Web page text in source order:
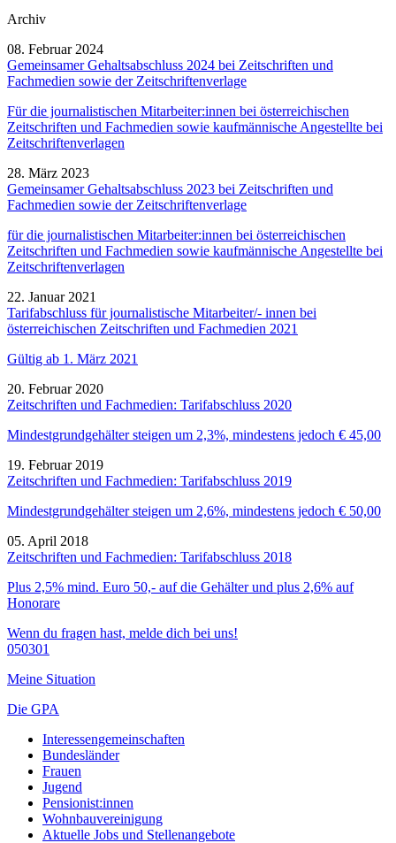
Archiv
08. Februar 2024
Gemeinsamer Gehaltsabschluss 2024 bei Zeitschriften und
Fachmedien sowie der Zeitschriftenverlage
Für die journalistischen Mitarbeiter:innen bei österreichischen
Zeitschriften und Fachmedien sowie kaufmännische Angestellte bei
Zeitschriftenverlagen
28. März 2023
Gemeinsamer Gehaltsabschluss 2023 bei Zeitschriften und
Fachmedien sowie der Zeitschriftenverlage
für die journalistischen Mitarbeiter:innen bei österreichischen
Zeitschriften und Fachmedien sowie kaufmännische Angestellte bei
Zeitschriftenverlagen
22. Januar 2021
Tarifabschluss für journalistische Mitarbeiter/- innen bei
österreichischen Zeitschriften und Fachmedien 2021
Gültig ab 1. März 2021
20. Februar 2020
Zeitschriften und Fachmedien: Tarifabschluss 2020
Mindestgrundgehälter steigen um 2,3%, mindestens jedoch € 45,00
19. Februar 2019
Zeitschriften und Fachmedien: Tarifabschluss 2019
Mindestgrundgehälter steigen um 2,6%, mindestens jedoch € 50,00
05. April 2018
Zeitschriften und Fachmedien: Tarifabschluss 2018
Plus 2,5% mind. Euro 50,- auf die Gehälter und plus 2,6% auf
Honorare
Wenn du fragen hast, melde dich bei uns!
050301
Meine Situation
Die GPA
Interessengemeinschaften
Bundesländer
Frauen
Jugend
Pensionist:innen
Wohnbauvereinigung
Aktuelle Jobs und Stellenangebote